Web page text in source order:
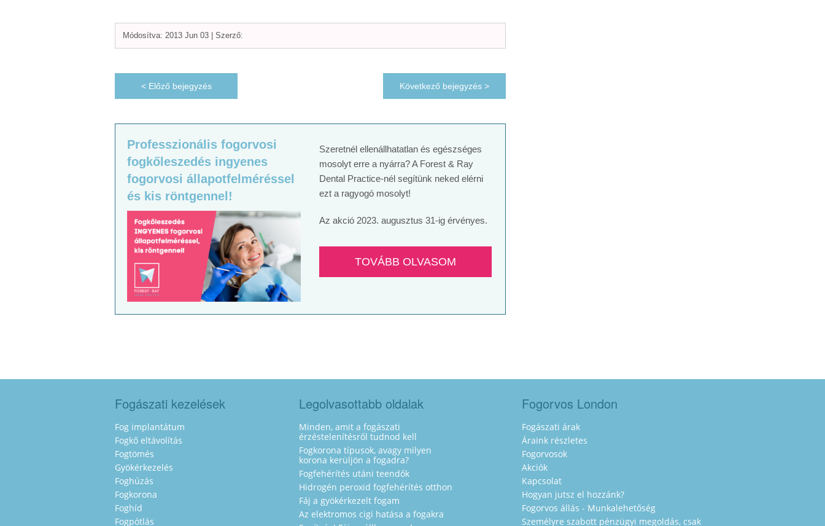
Módosítva: 2013 Jun 03 | Szerző:
Következő bejegyzés >
< Előző bejegyzés
Professzionális fogorvosi
fogkőleszedés ingyenes
fogorvosi állapotfelméréssel
és kis röntgennel!
Szeretnél ellenállhatatlan és egészséges
mosolyt erre a nyárra? A Forest & Ray
Dental Practice-nél segítünk neked elérni
ezt a ragyogó mosolyt!
Az akció 2023. augusztus 31-ig érvényes.
TOVÁBB OLVASOM
Fogorvos London
Fogászati árak
Áraink részletes
Fogorvosok
Akciók
Kapcsolat
Hogyan jutsz el hozzánk?
Fogorvos állás - Munkalehetőség
Személyre szabott pénzügyi megoldás, csak
Fogászati kezelések
Fog implantátum
Fogkő eltávolítás
Fogtömés
Gyökérkezelés
Foghúzás
Fogkorona
Foghíd
Fogpótlás
Legolvasottabb oldalak
Minden, amit a fogászati
érzéstelenítésről tudnod kell
Fogkorona típusok, avagy milyen
korona kerüljön a fogadra?
Fogfehérítés utáni teendők
Hidrogén peroxid fogfehérítés otthon
Fáj a gyökérkezelt fogam
Az elektromos cigi hatása a fogakra